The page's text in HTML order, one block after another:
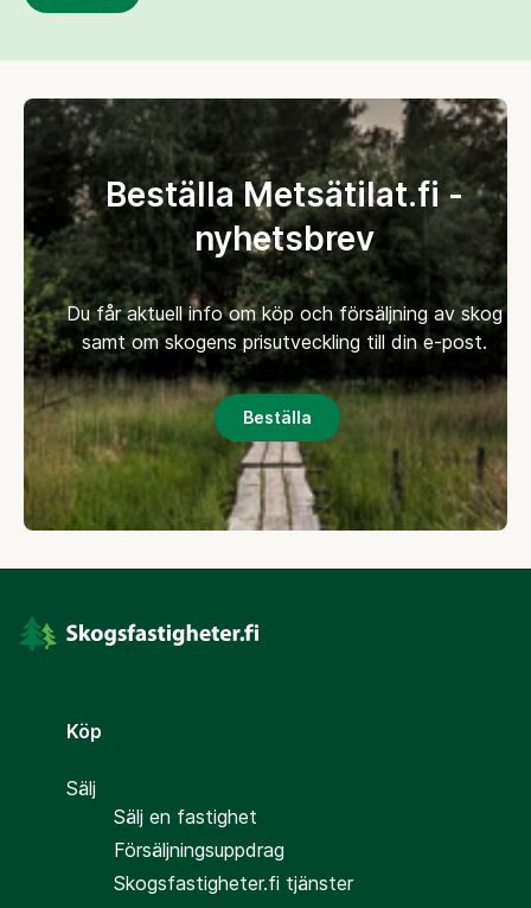
Beställa Metsätilat.fi -
nyhetsbrev
Du får aktuell info om köp och försäljning av skog
samt om skogens prisutveckling till din e-post.
Beställa
Köp
Sälj
Sälj en fastighet
Försäljningsuppdrag
Skogsfastigheter.fi tjänster